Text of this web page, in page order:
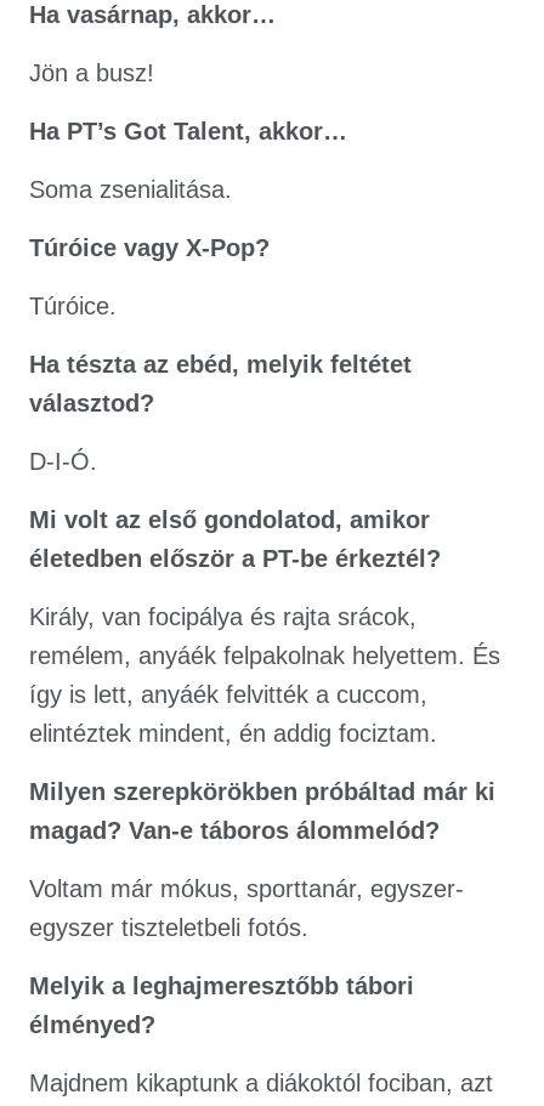
Ha vasárnap, akkor…
Jön a busz!
Ha PT’s Got Talent, akkor…
Soma zsenialitása.
Túróice vagy X-Pop?
Túróice.
Ha tészta az ebéd, melyik feltétet
választod?
D-I-Ó.
Mi volt az első gondolatod, amikor
életedben először a PT-be érkeztél?
Király, van focipálya és rajta srácok,
remélem, anyáék felpakolnak helyettem. És
így is lett, anyáék felvitték a cuccom,
elintéztek mindent, én addig fociztam.
Milyen szerepkörökben próbáltad már ki
magad? Van-e táboros álommelód?
Voltam már mókus, sporttanár, egyszer-
egyszer tiszteletbeli fotós.
Melyik a leghajmeresztőbb tábori
élményed?
Majdnem kikaptunk a diákoktól fociban, azt